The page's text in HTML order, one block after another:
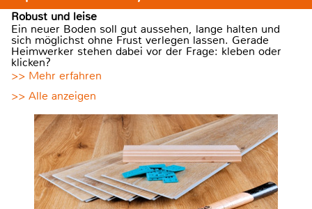
Robust und leise
Ein neuer Boden soll gut aussehen, lange halten und
sich möglichst ohne Frust verlegen lassen. Gerade
Heimwerker stehen dabei vor der Frage: kleben oder
klicken?
>> Mehr erfahren
>> Alle anzeigen